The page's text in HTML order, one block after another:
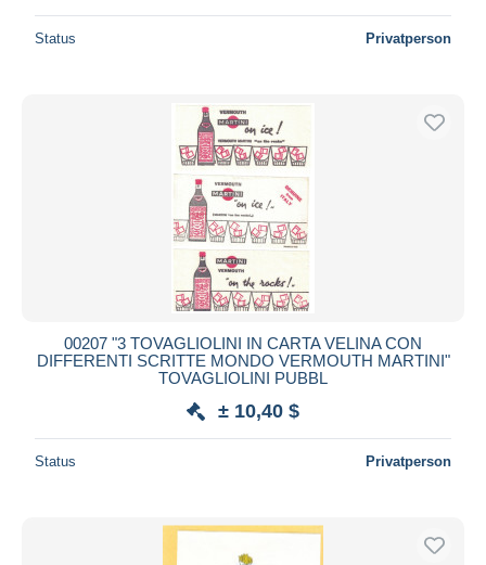
Status Privatperson
00207 "3 TOVAGLIOLINI IN CARTA VELINA CON
DIFFERENTI SCRITTE MONDO VERMOUTH MARTINI"
TOVAGLIOLINI PUBBL
± 10,40 $
Status Privatperson